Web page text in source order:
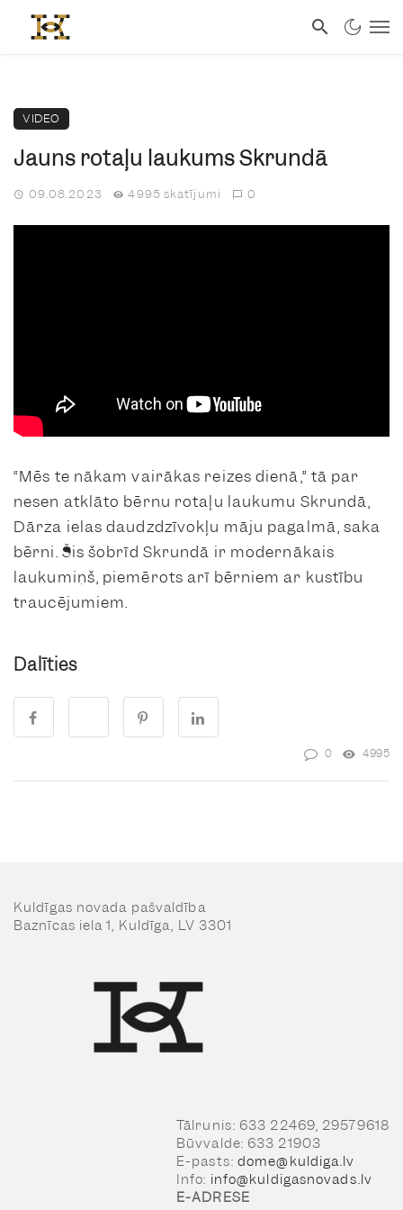
VIDEO
Jauns rotaļu laukums Skrundā
09.08.2023 4995 skatījumi 0
“Mēs te nākam vairākas reizes dienā,” tā par
nesen atklāto bērnu rotaļu laukumu Skrundā,
Dārza ielas daudzdzīvokļu māju pagalmā, saka
bērni. Šis šobrīd Skrundā ir modernākais
laukumiņš, piemērots arī bērniem ar kustību
traucējumiem.
Dalīties
0 4995
Kuldīgas novada pašvaldība
Baznīcas iela 1, Kuldīga, LV 3301
Tālrunis: 633 22469, 29579618
Būvvalde: 633 21903
E-pasts: dome@kuldiga.lv
Info: info@kuldigasnovads.lv
E-ADRESE